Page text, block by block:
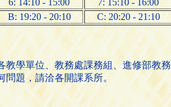
6: 14:10 - 15:00
7: 15:10 - 16:00
B: 19:20 - 20:10 C: 20:20 - 21:10
教學單位、教務處課務組、進修部教
問題，請洽各開課系所。